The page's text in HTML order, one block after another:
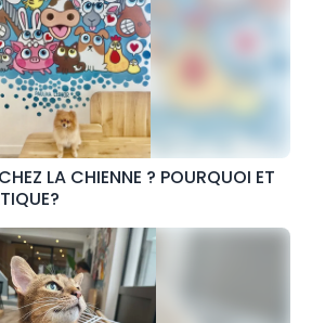
LA CHIENNE ? POURQUOI ET